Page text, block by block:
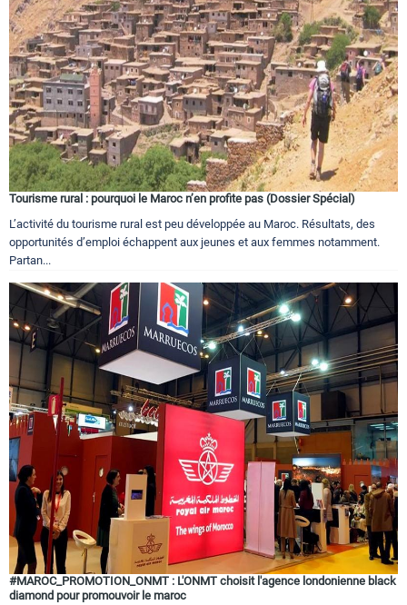
Circuits touristiques
Tourisme
Régions
Contact
Tourisme rural : pourquoi le Maroc n’en profite pas (Dossier Spécial)
L’activité du tourisme rural est peu développée au Maroc. Résultats, des
opportunités d’emploi échappent aux jeunes et aux femmes notamment.
Partan...
#MAROC_PROMOTION_ONMT : L'ONMT choisit l'agence londonienne black
diamond pour promouvoir le maroc